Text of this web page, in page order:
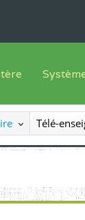
Générale
Offre
Télé-